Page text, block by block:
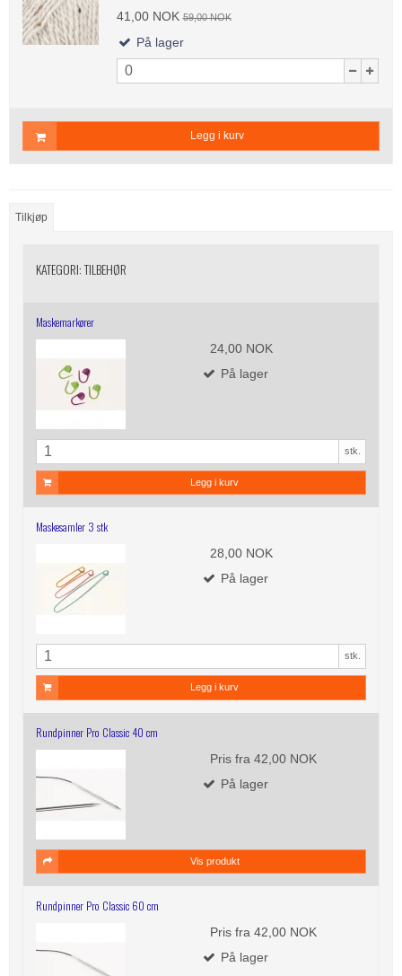
41,00 NOK 59,00 NOK
På lager
Legg i kurv
Tilkjøp
KATEGORI:TILBEHØR
Maskemarkører
24,00 NOK
På lager
stk.
Legg i kurv
Maskesamler 3 stk
28,00 NOK
På lager
stk.
Legg i kurv
Rundpinner Pro Classic 40 cm
Pris fra 42,00 NOK
På lager
Vis produkt
Rundpinner Pro Classic 60 cm
Pris fra 42,00 NOK
På lager